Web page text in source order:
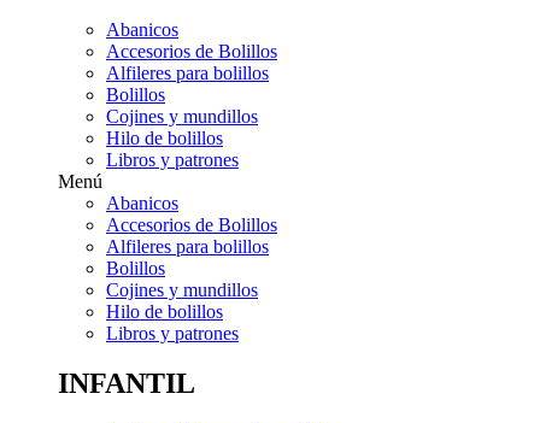
Abanicos
Accesorios de Bolillos
Alfileres para bolillos
Bolillos
Cojines y mundillos
Hilo de bolillos
Libros y patrones
Menú
Abanicos
Accesorios de Bolillos
Alfileres para bolillos
Bolillos
Cojines y mundillos
Hilo de bolillos
Libros y patrones
INFANTIL